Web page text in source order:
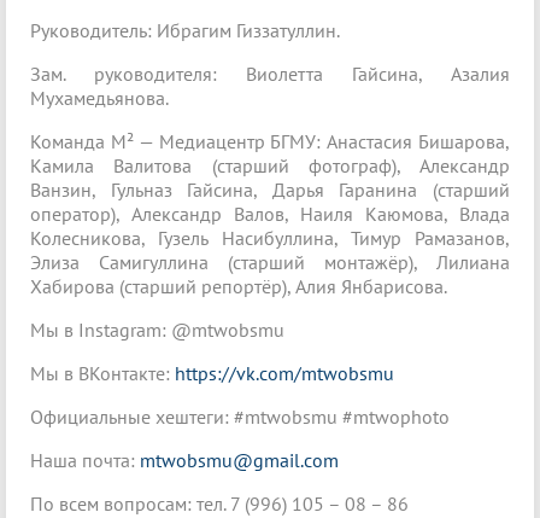
Руководитель: Ибрагим Гиззатуллин.
Зам. руководителя: Виолетта Гайсина, Азалия
Мухамедьянова.
Команда М² — Медиацентр БГМУ: Анастасия Бишарова,
Камила Валитова (старший фотограф), Александр
Ванзин, Гульназ Гайсина, Дарья Гаранина (старший
оператор), Александр Валов, Наиля Каюмова, Влада
Колесникова, Гузель Насибуллина, Тимур Рамазанов,
Элиза Самигуллина (старший монтажёр), Лилиана
Хабирова (старший репортёр), Алия Янбарисова.
Мы в Instagram: @mtwobsmu
Мы в ВКонтакте: https://vk.com/mtwobsmu
Официальные хештеги: #mtwobsmu #mtwophoto
Наша почта: mtwobsmu@gmail.com
По всем вопросам: тел. 7 (996) 105 – 08 – 86